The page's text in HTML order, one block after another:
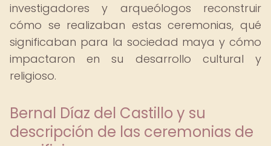
investigadores y arqueólogos reconstruir
cómo se realizaban estas ceremonias, qué
significaban para la sociedad maya y cómo
impactaron en su desarrollo cultural y
religioso.
Bernal Díaz del Castillo y su
descripción de las ceremonias de